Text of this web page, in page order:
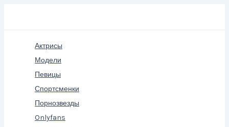
Актрисы
Модели
Певицы
Спортсменки
Порнозвезды
Onlyfans